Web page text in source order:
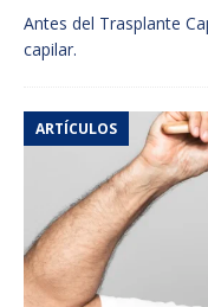
Antes del Trasplante
capilar.
ARTÍCULOS